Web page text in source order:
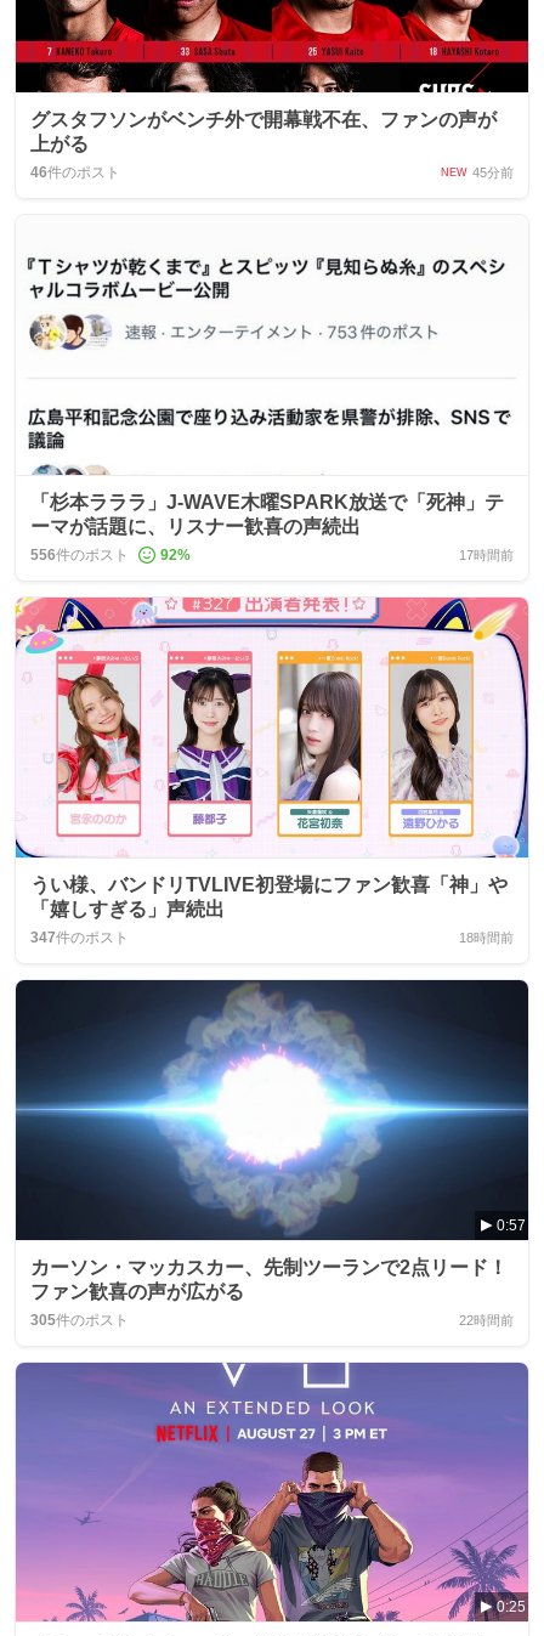
グスタフソンがベンチ外で開幕戦不在、ファンの声が
上がる
46件のポスト NEW 45分前
「杉本ラララ」J‑WAVE木曜SPARK放送で「死神」テ
ーマが話題に、リスナー歓喜の声続出
556件のポスト 92% 17時間前
うい様、バンドリTVLIVE初登場にファン歓喜「神」や
「嬉しすぎる」声続出
347件のポスト 18時間前
0:57
カーソン・マッカスカー、先制ツーランで2点リード！
ファン歓喜の声が広がる
305件のポスト 22時間前
0:25